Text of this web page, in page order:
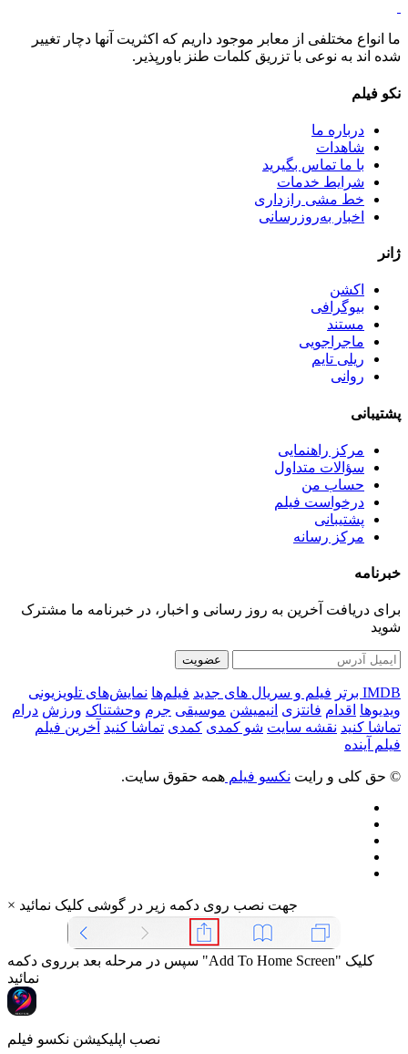
ما انواع مختلفی از معابر موجود داریم که اکثریت آنها دچار تغییر
شده اند به نوعی با تزریق کلمات طنز باورپذیر.
نکو فیلم
درباره ما
شاهدات
با ما تماس بگیرید
شرایط خدمات
خط مشی رازداری
اخبار به‌روزرسانی
ژانر
اکشن
بیوگرافی
مستند
ماجراجویی
ریلی تایم
روانی
پشتیبانی
مرکز راهنمایی
سؤالات متداول
حساب من
درخواست فیلم
پشتیبانی
مرکز رسانه
خبرنامه
برای دریافت آخرین به روز رسانی و اخبار، در خبرنامه ما مشترک
شوید
عضویت
IMDB برتر فیلم و سریال های جدید فیلم‌ها نمایش‌های تلویزیونی
ویدیوها اقدام فانتزی انیمیشن موسیقی جرم وحشتناک ورزش درام
تماشا کنید نقشه سایت شو کمدی کمدی تماشا کنید آخرین فیلم
فیلم آینده
© حق کلی و رایت نکسو فیلم همه حقوق سایت.
× جهت نصب روی دکمه زیر در گوشی کلیک نمائید
سپس در مرحله بعد برروی دکمه "Add To Home Screen" کلیک
نمائید
نصب اپلیکیشن نکسو فیلم